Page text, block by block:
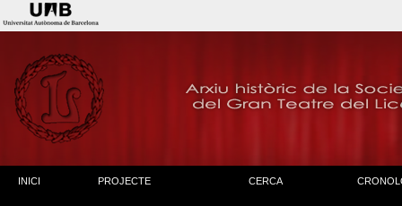
INICI PROJECTE CERCA